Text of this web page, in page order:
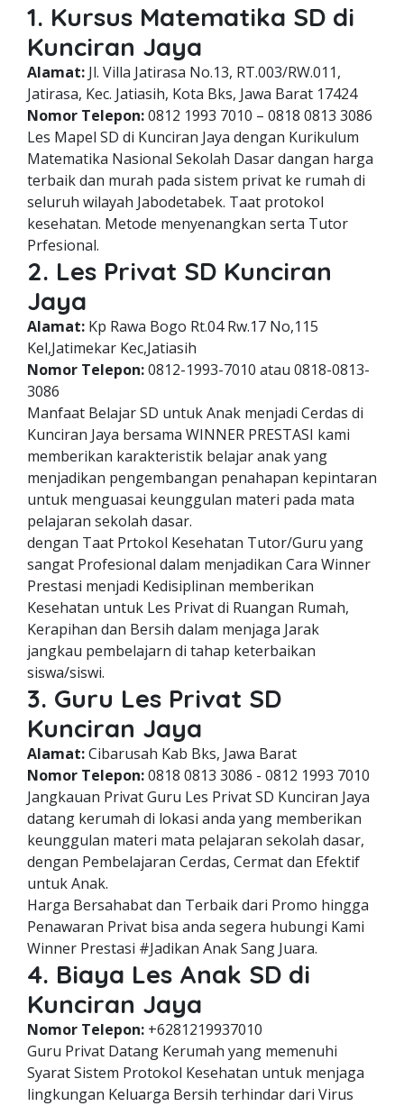
1. Kursus Matematika SD di
Kunciran Jaya
Alamat: Jl. Villa Jatirasa No.13, RT.003/RW.011,
Jatirasa, Kec. Jatiasih, Kota Bks, Jawa Barat 17424
Nomor Telepon:0812 1993 7010 – 0818 0813 3086
Les Mapel SD di Kunciran Jaya dengan Kurikulum
Matematika Nasional Sekolah Dasar dangan harga
terbaik dan murah pada sistem privat ke rumah di
seluruh wilayah Jabodetabek. Taat protokol
kesehatan. Metode menyenangkan serta Tutor
Prfesional.
2. Les Privat SD Kunciran
Jaya
Alamat: Kp Rawa Bogo Rt.04 Rw.17 No,115
Kel,Jatimekar Kec,Jatiasih
Nomor Telepon:0812-1993-7010 atau 0818-0813-
3086
Manfaat Belajar SD untuk Anak menjadi Cerdas di
Kunciran Jaya bersama WINNER PRESTASI kami
memberikan karakteristik belajar anak yang
menjadikan pengembangan penahapan kepintaran
untuk menguasai keunggulan materi pada mata
pelajaran sekolah dasar.
dengan Taat Prtokol Kesehatan Tutor/Guru yang
sangat Profesional dalam menjadikan Cara Winner
Prestasi menjadi Kedisiplinan memberikan
Kesehatan untuk Les Privat di Ruangan Rumah,
Kerapihan dan Bersih dalam menjaga Jarak
jangkau pembelajarn di tahap keterbaikan
siswa/siswi.
3. Guru Les Privat SD
Kunciran Jaya
Alamat:Cibarusah Kab Bks, Jawa Barat
Nomor Telepon:0818 0813 3086 - 0812 1993 7010
Jangkauan Privat Guru Les Privat SD Kunciran Jaya
datang kerumah di lokasi anda yang memberikan
keunggulan materi mata pelajaran sekolah dasar,
dengan Pembelajaran Cerdas, Cermat dan Efektif
untuk Anak.
Harga Bersahabat dan Terbaik dari Promo hingga
Penawaran Privat bisa anda segera hubungi Kami
Winner Prestasi #Jadikan Anak Sang Juara.
4. Biaya Les Anak SD di
Kunciran Jaya
Nomor Telepon: +6281219937010
Guru Privat Datang Kerumah yang memenuhi
Syarat Sistem Protokol Kesehatan untuk menjaga
lingkungan Keluarga Bersih terhindar dari Virus